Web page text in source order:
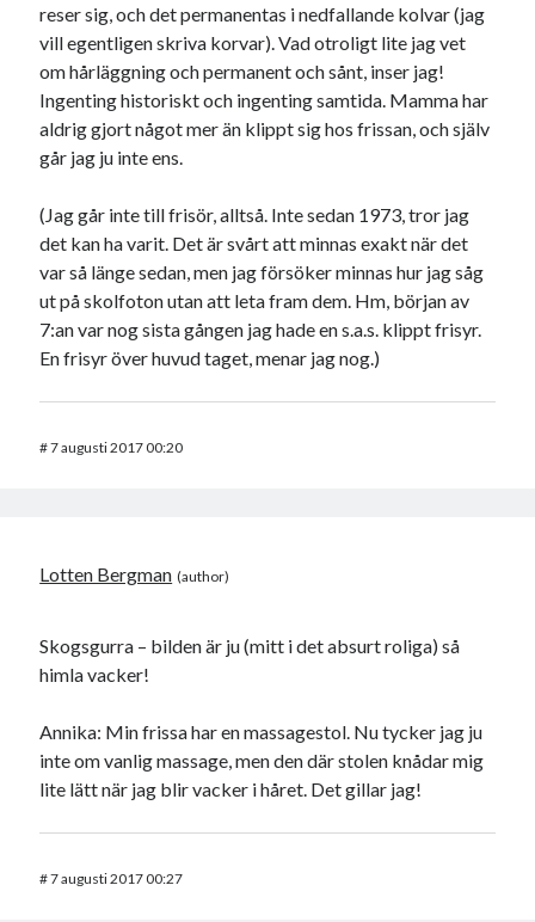
reser sig, och det permanentas i nedfallande kolvar (jag
vill egentligen skriva korvar). Vad otroligt lite jag vet
om hårläggning och permanent och sånt, inser jag!
Ingenting historiskt och ingenting samtida. Mamma har
aldrig gjort något mer än klippt sig hos frissan, och själv
går jag ju inte ens.
(Jag går inte till frisör, alltså. Inte sedan 1973, tror jag
det kan ha varit. Det är svårt att minnas exakt när det
var så länge sedan, men jag försöker minnas hur jag såg
ut på skolfoton utan att leta fram dem. Hm, början av
7:an var nog sista gången jag hade en s.a.s. klippt frisyr.
En frisyr över huvud taget, menar jag nog.)
#7 augusti 2017 00:20
Lotten Bergman
Skogsgurra – bilden är ju (mitt i det absurt roliga) så
himla vacker!
Annika: Min frissa har en massagestol. Nu tycker jag ju
inte om vanlig massage, men den där stolen knådar mig
lite lätt när jag blir vacker i håret. Det gillar jag!
#7 augusti 2017 00:27